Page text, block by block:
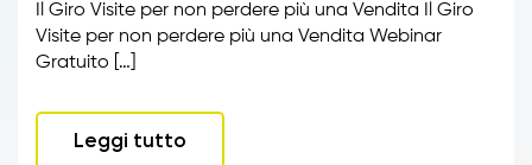
Il Giro Visite per non perdere più una Vendita Il Giro
Visite per non perdere più una Vendita Webinar
Gratuito […]
Leggi tutto